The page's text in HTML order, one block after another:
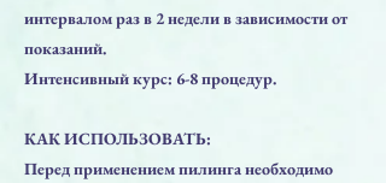
интервалом раз в 2 недели в зависимости от
показаний.
Интенсивный курс: 6-8 процедур.
КАК ИСПОЛЬЗОВАТЬ:
Перед применением пилинга необходимо